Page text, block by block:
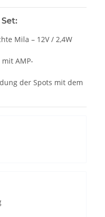
Mila – 12V / 2,4W
AMP-
der Spots mit dem